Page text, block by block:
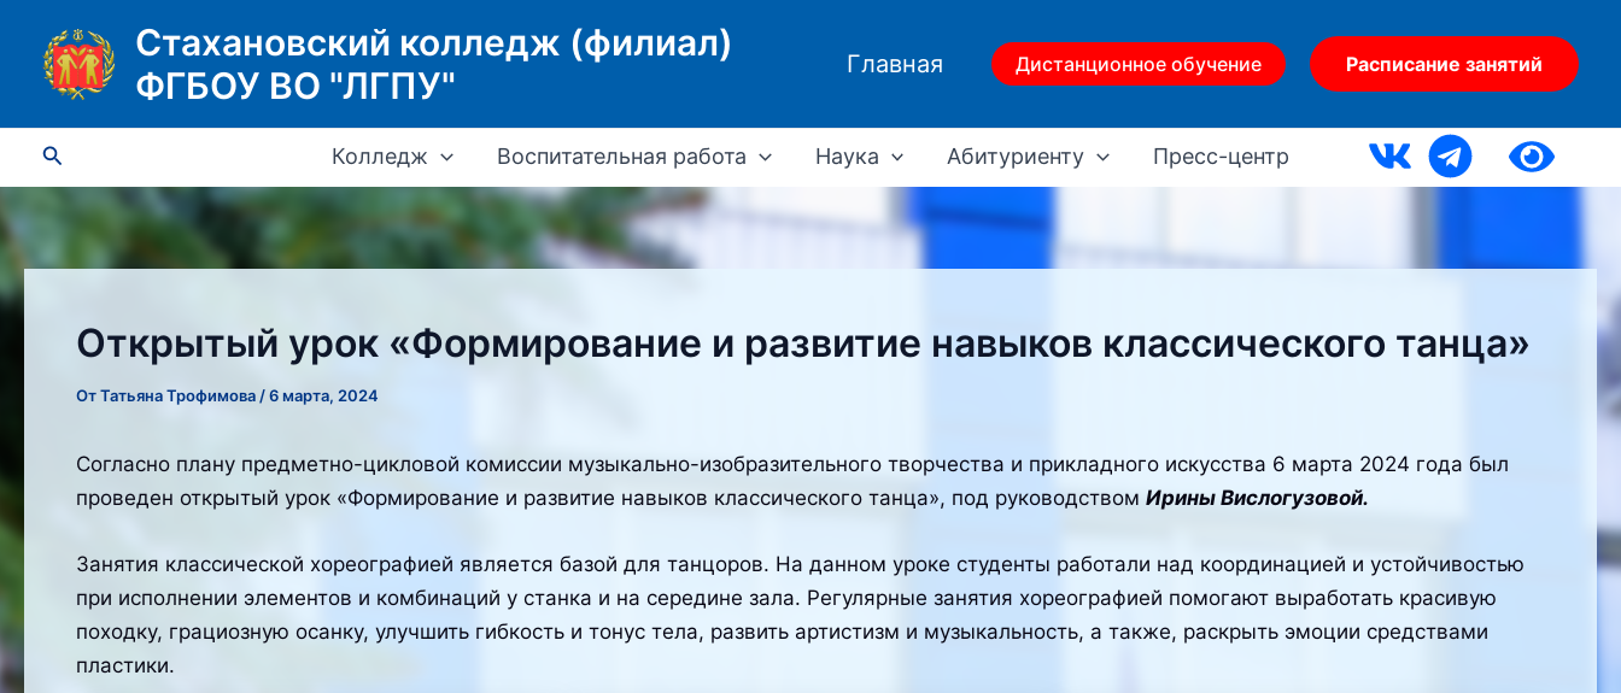
содержимому
Стахановский колледж (филиал)
ФГБОУ ВО "ЛГПУ"
Главная Дистанционное обучение Расписание занятий
Поиск Колледж Воспитательная работа Наука Абитуриенту Пресс-центр
Открытый урок «Формирование и развитие навыков классического танца»
ОтТатьяна Трофимова /6 марта, 2024
Согласно плану предметно-цикловой комиссии музыкально-изобразительного творчества и прикладного искусства 6 марта 2024 года был
проведен открытый урок «Формирование и развитие навыков классического танца», под руководством Ирины Вислогузовой.
Занятия классической хореографией является базой для танцоров. На данном уроке студенты работали над координацией и устойчивостью
при исполнении элементов и комбинаций у станка и на середине зала. Регулярные занятия хореографией помогают выработать красивую
походку, грациозную осанку, улучшить гибкость и тонус тела, развить артистизм и музыкальность, а также, раскрыть эмоции средствами
пластики.